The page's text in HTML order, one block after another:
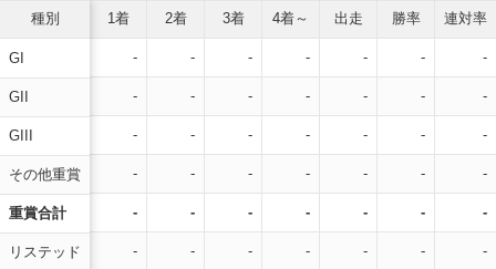
種別
GI
GII
GIII
その他重賞
重賞合計
リステッド
1着 2着 3着 4着～ 出走 勝率 連対率
- - - - - - -
- - - - - - -
- - - - - - -
- - - - - - -
- - - - - - -
- - - - - - -